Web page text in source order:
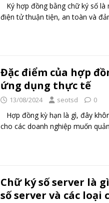
Ký hợp đồng bằng chữ ký số
điện tử thuận tiện, an toàn và
Đặc điểm của hợp
ứng dụng thực tế
13/08/2024 seotsd 0
Hợp đồng kỳ hạn là gì, đây
cho các doanh nghiệp muốn
Chữ ký số server là
số server và các loại